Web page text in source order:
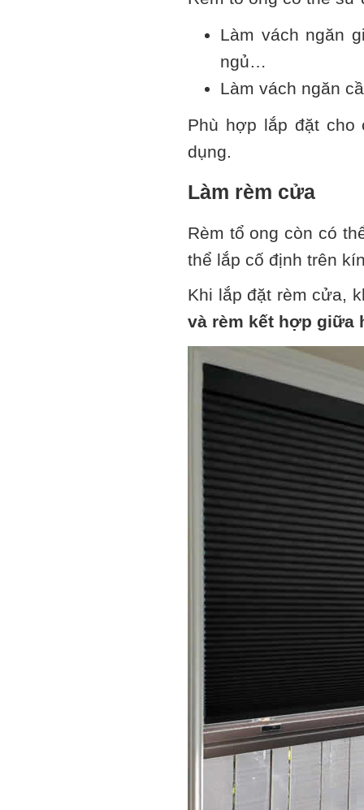
Làm vách ngăn
ngủ…
Làm vách ngăn
Phù hợp lắp đặt
dụng.
Làm rèm cửa
Rèm tổ ong còn có
thể lắp cố định trên
Khi lắp đặt rèm cửa,
và rèm kết hợp giữa